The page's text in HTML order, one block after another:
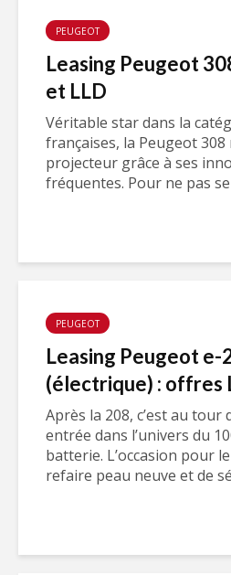
PEUGEOT
Leasing Peugeot
et LLD
Véritable star dans la
françaises, la Peugeot
projecteur grâce à ses
fréquentes. Pour ne pas
PEUGEOT
Leasing Peugeot e-
(électrique) : offres
Après la 208, c’est au tour
entrée dans l’univers du
batterie. L’occasion pour
refaire peau neuve et de